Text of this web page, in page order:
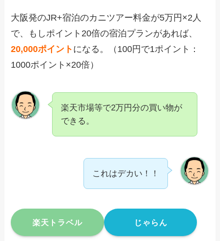
大阪発のJR+宿泊のカニツアー料金が5万円×2人
で、もしポイント20倍の宿泊プランがあれば、
20,000ポイント になる。（100円で1ポイント：
1000ポイント×20倍）
楽天市場等で2万円分の買い物が
できる。
これはデカい！！
楽天トラベル じゃらん